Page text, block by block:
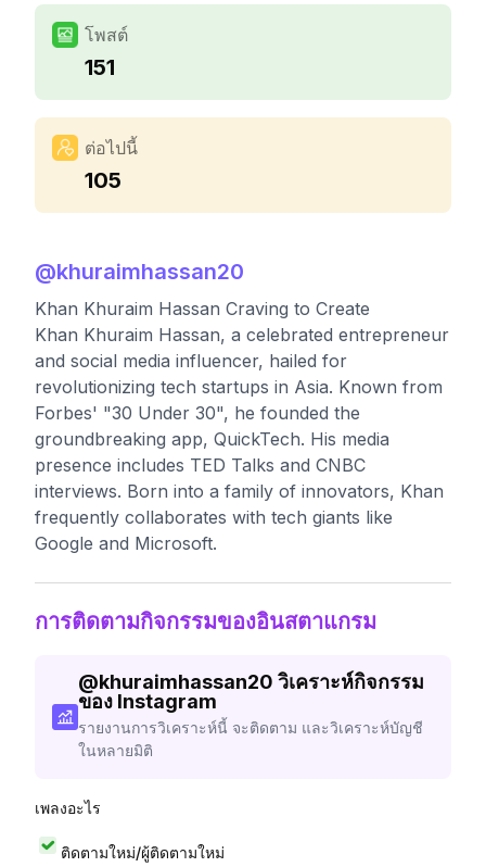
โพสต์
151
ต่อไปนี้
105
@khuraimhassan20
Khan Khuraim Hassan Craving to Create
Khan Khuraim Hassan, a celebrated entrepreneur
and social media influencer, hailed for
revolutionizing tech startups in Asia. Known from
Forbes' "30 Under 30", he founded the
groundbreaking app, QuickTech. His media
presence includes TED Talks and CNBC
interviews. Born into a family of innovators, Khan
frequently collaborates with tech giants like
Google and Microsoft.
การติดตามกิจกรรมของอินสตาแกรม
@khuraimhassan20 วิเคราะห์กิจกรรม
ของ Instagram
รายงานการวิเคราะห์นี้ จะติดตาม และวิเคราะห์บัญชี
ในหลายมิติ
เพลงอะไร
ติดตามใหม่/ผู้ติดตามใหม่